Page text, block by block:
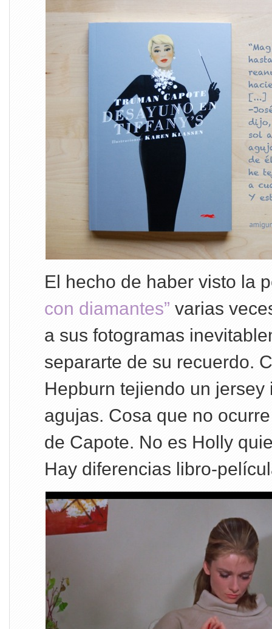
El hecho de haber visto la
con diamantes” varias
a sus fotogramas
separarte de su recuerdo.
Hepburn tejiendo un jersey
agujas. Cosa que no
de Capote. No es Holly
Hay diferencias libro-